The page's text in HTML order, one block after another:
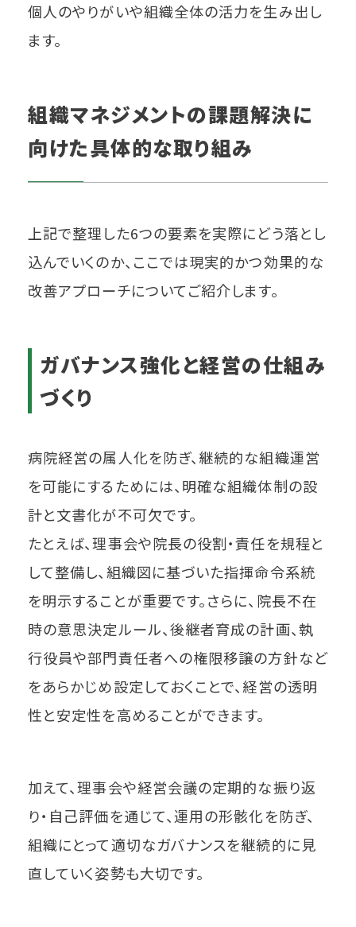
個人のやりがいや組織全体の活力を生み出し
ます。
組織マネジメントの課題解決に
向けた具体的な取り組み
上記で整理した6つの要素を実際にどう落とし
込んでいくのか、ここでは現実的かつ効果的な
改善アプローチについてご紹介します。
ガバナンス強化と経営の仕組み
づくり
病院経営の属人化を防ぎ、継続的な組織運営
を可能にするためには、明確な組織体制の設
計と文書化が不可欠です。
たとえば、理事会や院長の役割・責任を規程と
して整備し、組織図に基づいた指揮命令系統
を明示することが重要です。さらに、院長不在
時の意思決定ルール、後継者育成の計画、執
行役員や部門責任者への権限移譲の方針など
をあらかじめ設定しておくことで、経営の透明
性と安定性を高めることができます。
加えて、理事会や経営会議の定期的な振り返
り・自己評価を通じて、運用の形骸化を防ぎ、
組織にとって適切なガバナンスを継続的に見
直していく姿勢も大切です。